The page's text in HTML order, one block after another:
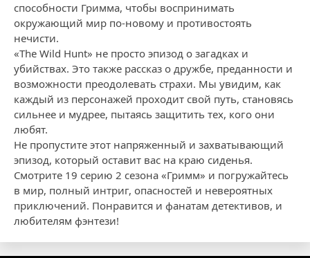
способности Гримма, чтобы воспринимать
окружающий мир по-новому и противостоять
нечисти.
«The Wild Hunt» не просто эпизод о загадках и
убийствах. Это также рассказ о дружбе, преданности и
возможности преодолевать страхи. Мы увидим, как
каждый из персонажей проходит свой путь, становясь
сильнее и мудрее, пытаясь защитить тех, кого они
любят.
Не пропустите этот напряженный и захватывающий
эпизод, который оставит вас на краю сиденья.
Смотрите 19 серию 2 сезона «Гримм» и погружайтесь
в мир, полный интриг, опасностей и невероятных
приключений. Понравится и фанатам детективов, и
любителям фэнтези!